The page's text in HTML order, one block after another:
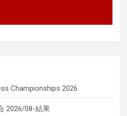
Championships 2026
2026/08-結果